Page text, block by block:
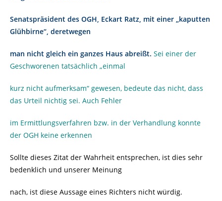
Senatspräsident des OGH, Eckart Ratz, mit einer „kaputten
Glühbirne“, deretwegen
man nicht gleich ein ganzes Haus abreißt. Sei einer der
Geschworenen tatsächlich „einmal
kurz nicht aufmerksam“ gewesen, bedeute das nicht, dass
das Urteil nichtig sei. Auch Fehler
im Ermittlungsverfahren bzw. in der Verhandlung konnte
der OGH keine erkennen
Sollte dieses Zitat der Wahrheit entsprechen, ist dies sehr
bedenklich und unserer Meinung
nach, ist diese Aussage eines Richters nicht würdig.